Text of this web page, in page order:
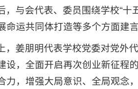
，与会代表、委员围绕学校“
命运共同体打造等多个方面建
，姜朋明代表学校党委对党外
设，全面开启再次创业新征程
力，增强大局意识、全局观念